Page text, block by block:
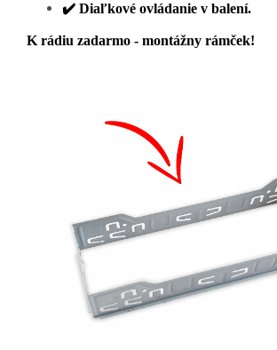
✔️ Diaľkové ovládanie v balení.
K rádiu zadarmo - montážny rámček!